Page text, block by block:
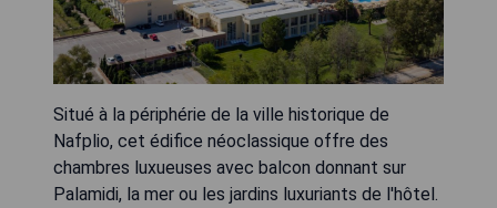
Situé à la périphérie de la ville historique de
Nafplio, cet édifice néoclassique offre des
chambres luxueuses avec balcon donnant sur
Palamidi, la mer ou les jardins luxuriants de l'hôtel.